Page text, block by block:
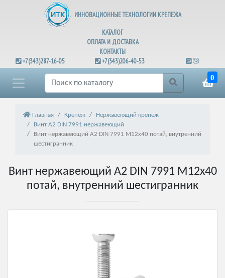
ИННОВАЦИОННЫЕ ТЕХНОЛОГИИ КРЕПЕЖА
КАТАЛОГ
ОПЛАТА И ДОСТАВКА
КОНТАКТЫ
+7(343)287-16-05
+7(343)206-40-53
0
Главная Крепеж
Нержавеющий крепеж
Винт А2 DIN 7991 нержавеющий
Винт нержавеющий А2 DIN 7991 М12х40 потай, внутренний
шестигранник
Винт нержавеющий А2 DIN 7991 М12х40
потай, внутренний шестигранник